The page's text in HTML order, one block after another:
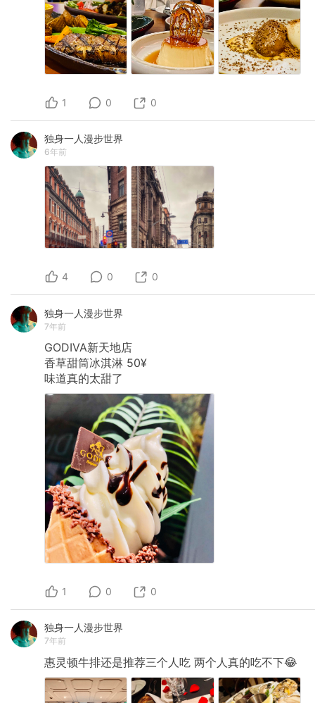
1 0 0
独身一人漫步世界
6年前
4 0 0
独身一人漫步世界
7年前
GODIVA新天地店
香草甜筒冰淇淋 50¥
味道真的太甜了
1 0 0
独身一人漫步世界
7年前
惠灵顿牛排还是推荐三个人吃 两个人真的吃不下😂